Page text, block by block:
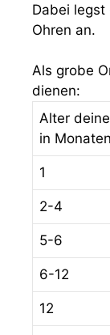
Dabei
Ohren an.
Als grobe
dienen:
Alter
in Monaten
1
2-4
5-6
6-12
12